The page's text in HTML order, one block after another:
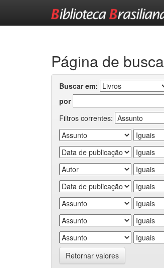
Página de busca
Buscar em:
por
Filtros correntes:
Retornar valores